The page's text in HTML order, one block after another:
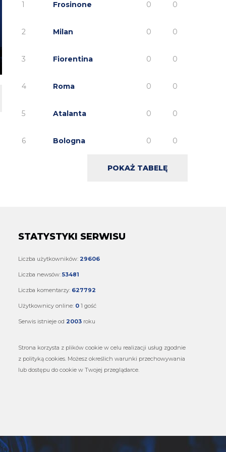
1 Frosinone 0 0
2 Milan 0 0
3 Fiorentina 0 0
4 Roma 0 0
5 Atalanta 0 0
6 Bologna 0 0
POKAŻ TABELĘ
STATYSTYKI SERWISU
Liczba użytkowników: 29606
Liczba newsów: 53481
Liczba komentarzy: 627792
Użytkownicy online: 0 1 gość
Serwis istnieje od 2003 roku
Strona korzysta z plików cookie w celu realizacji usług zgodnie
z polityką cookies. Możesz określich warunki przechowywania
lub dostępu do cookie w Twojej przeglądarce.